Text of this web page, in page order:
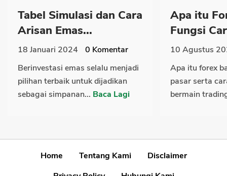
Tabel Simulasi dan Cara
Arisan Emas...
18 Januari 2024 0 Komentar
Berinvestasi emas selalu menjadi
pilihan terbaik untuk dijadikan
sebagai simpanan... Baca Lagi
Apa itu
Fungsi
10 Agustus
Apa itu forex
pasar serta
bermain
Home Tentang Kami
Disclaimer